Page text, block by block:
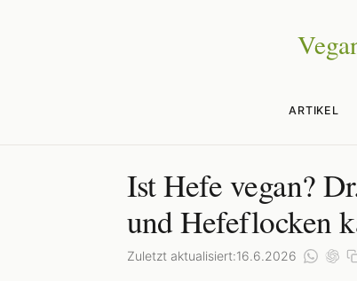
ARTIKEL
Ist Hefe vegan?
und Hefeflocken
Zuletzt aktualisiert:16.6.2026